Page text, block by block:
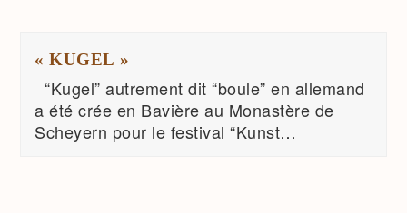
« KUGEL »
“Kugel” autrement dit “boule” en allemand
a été crée en Bavière au Monastère de
Scheyern pour le festival “Kunst…